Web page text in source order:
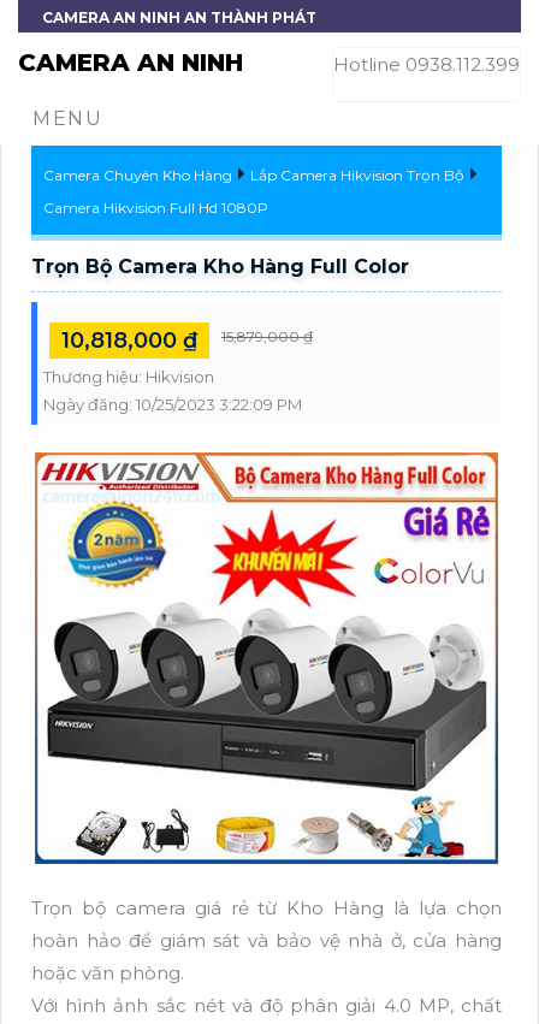
CAMERA AN NINH AN THÀNH PHÁT
CAMERA AN NINH Hotline 0938.112.399
MENU
Camera Chuyên Kho Hàng
Lắp Camera Hikvision Trọn Bộ
Camera Hikvision Full Hd 1080P
Trọn Bộ Camera Kho Hàng Full Color
10,818,000 ₫ 15,879,000 ₫
Thương hiệu: Hikvision
Ngày đăng: 10/25/2023 3:22:09 PM
Trọn bộ camera giá rẻ từ Kho Hàng là lựa chọn
hoàn hảo để giám sát và bảo vệ nhà ở, cửa hàng
hoặc văn phòng.
Với hình ảnh sắc nét và độ phân giải 4.0 MP, chất